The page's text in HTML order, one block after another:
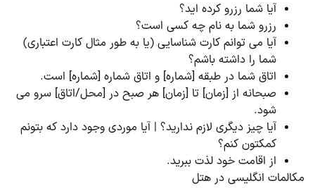
آیا شما رزرو کرده اید؟
رزرو شما به نام چه کسی است؟
آیا می توانم کارت شناسایی (یا به طور مثال کارت اعتباری)
شما را داشته باشم؟
اتاق شما در طبقه [شماره] و اتاق شماره [شماره] است.
صبحانه از [زمان] تا [زمان] هر صبح در [محل/اتاق] سرو می
شود.
آیا چیز دیگری لازم ندارید؟ | آیا موردی وجود دارد که بتونم
کمکتون کنم؟
از اقامت خود لذت ببرید.
انگلیسی در هتل